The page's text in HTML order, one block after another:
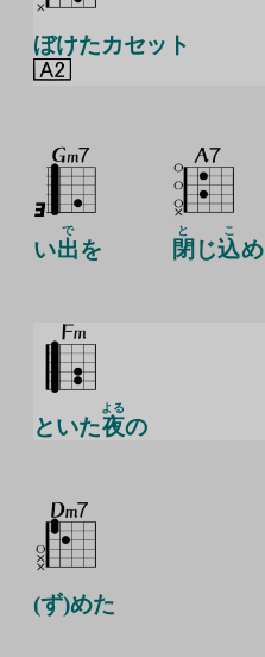
ぼけたカセット
い出
で
を 閉
と
じ込
こ
め
といた夜
よる
の
(ず)めた